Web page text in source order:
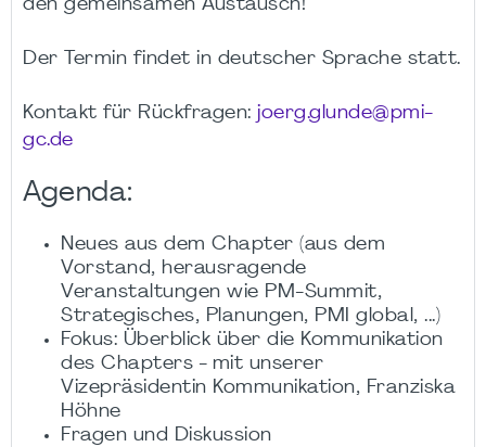
den gemeinsamen Austausch!
Der Termin findet in deutscher Sprache statt.
Kontakt für Rückfragen: joerg.glunde@pmi-
gc.de
Agenda:
Neues aus dem Chapter (aus dem
Vorstand, herausragende
Veranstaltungen wie PM-Summit,
Strategisches, Planungen, PMI global, ...)
Fokus: Überblick über die Kommunikation
des Chapters - mit unserer
Vizepräsidentin Kommunikation, Franziska
Höhne
Fragen und Diskussion